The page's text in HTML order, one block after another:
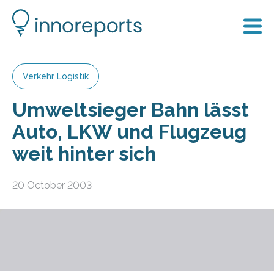
Verkehr Logistik
Umweltsieger Bahn lässt
Auto, LKW und Flugzeug
weit hinter sich
20 October 2003